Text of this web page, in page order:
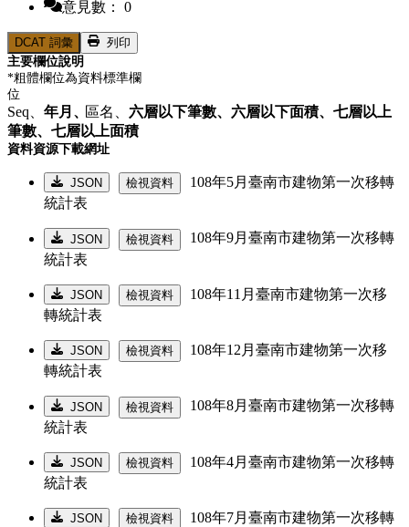
意見數： 0
DCAT 詞彙
列印
主要欄位說明
*粗體欄位為資料標準欄
位
Seq、 年月、區名、 六層以下筆數、 六層以下面積、 七層以上
筆數、 七層以上面積
資料資源下載網址
JSON 檢視資料
108年5月臺南市建物第一次移轉
統計表
JSON 檢視資料
108年9月臺南市建物第一次移轉
統計表
JSON 檢視資料
108年11月臺南市建物第一次移
轉統計表
JSON 檢視資料
108年12月臺南市建物第一次移
轉統計表
JSON 檢視資料
108年8月臺南市建物第一次移轉
統計表
JSON 檢視資料
108年4月臺南市建物第一次移轉
統計表
JSON 檢視資料
108年7月臺南市建物第一次移轉